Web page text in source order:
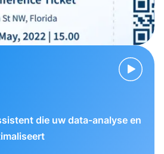
die uw data-analyse en